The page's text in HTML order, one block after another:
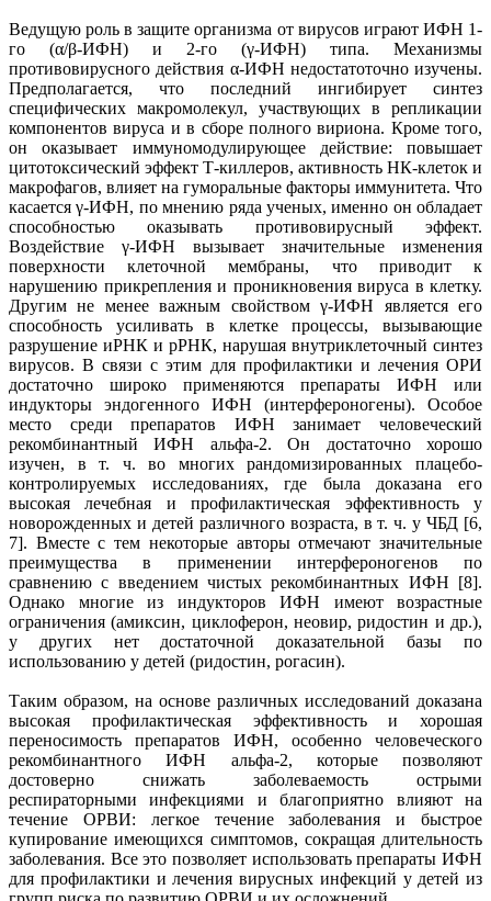
Ведущую роль в защите организма от вирусов играют ИФН 1-
го (α/β-ИФН) и 2-го (γ-ИФН) типа. Механизмы
противовирусного действия α-ИФН недостатоточно изучены.
Предполагается, что последний ингибирует синтез
специфических макромолекул, участвующих в репликации
компонентов вируса и в сборе полного вириона. Кроме того,
он оказывает иммуномодулирующее действие: повышает
цитотоксический эффект Т-киллеров, активность НК-клеток и
макрофагов, влияет на гуморальные факторы иммунитета. Что
касается γ-ИФН, по мнению ряда ученых, именно он обладает
способностью оказывать противовирусный эффект.
Воздействие γ-ИФН вызывает значительные изменения
поверхности клеточной мембраны, что приводит к
нарушению прикрепления и проникновения вируса в клетку.
Другим не менее важным свойством γ-ИФН является его
способность усиливать в клетке процессы, вызывающие
разрушение иРНК и рРНК, нарушая внутриклеточный синтез
вирусов. В связи с этим для профилактики и лечения ОРИ
достаточно широко применяются препараты ИФН или
индукторы эндогенного ИФН (интерфероногены). Особое
место среди препаратов ИФН занимает человеческий
рекомбинантный ИФН альфа-2. Он достаточно хорошо
изучен, в т. ч. во многих рандомизированных плацебо-
контролируемых исследованиях, где была доказана его
высокая лечебная и профилактическая эффективность у
новорожденных и детей различного возраста, в т. ч. у ЧБД [6,
7]. Вместе с тем некоторые авторы отмечают значительные
преимущества в применении интерфероногенов по
сравнению с введением чистых рекомбинантных ИФН [8].
Однако многие из индукторов ИФН имеют возрастные
ограничения (амиксин, циклоферон, неовир, ридостин и др.),
у других нет достаточной доказательной базы по
использованию у детей (ридостин, рогасин).
Таким образом, на основе различных исследований доказана
высокая профилактическая эффективность и хорошая
переносимость препаратов ИФН, особенно человеческого
рекомбинантного ИФН альфа-2, которые позволяют
достоверно снижать заболеваемость острыми
респираторными инфекциями и благоприятно влияют на
течение ОРВИ: легкое течение заболевания и быстрое
купирование имеющихся симптомов, сокращая длительность
заболевания. Все это позволяет использовать препараты ИФН
для профилактики и лечения вирусных инфекций у детей из